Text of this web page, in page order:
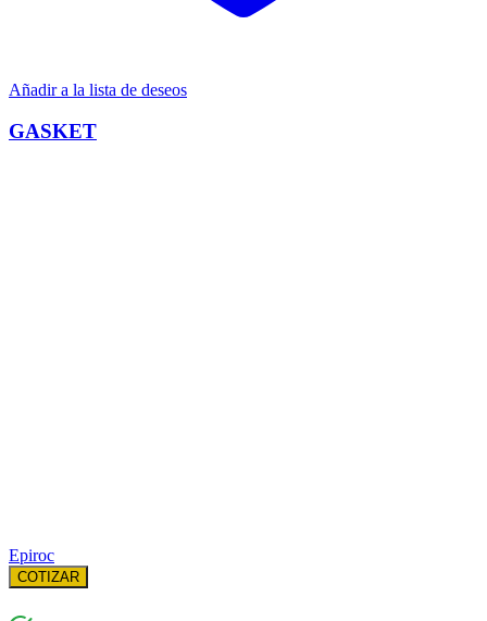
Añadir a la lista de deseos
GASKET
Epiroc
COTIZAR